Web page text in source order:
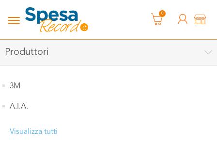
0
Produttori
3M
A.I.A.
Visualizza tutti